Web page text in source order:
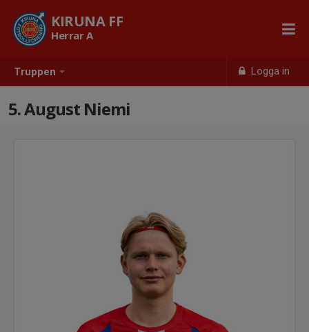
Truppen Logga in
KIRUNA FF
Herrar A
5. August Niemi